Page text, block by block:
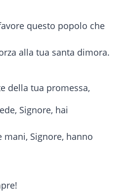
questo popolo che
alla tua santa dimora.
della tua promessa,
Signore, hai
Signore, hanno